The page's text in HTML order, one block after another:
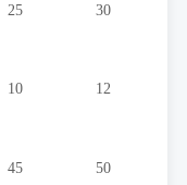
25 30
10 12
45 50